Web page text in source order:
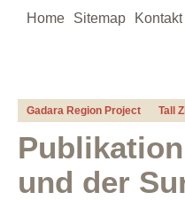
Home Sitemap Kontakt
Gadara Region Project Tall
und der